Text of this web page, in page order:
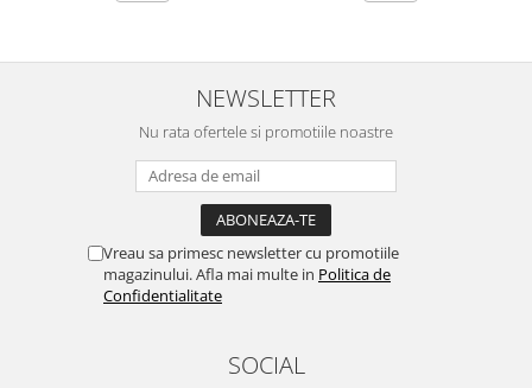
NEWSLETTER
Nu rata ofertele si promotiile noastre
Vreau sa primesc newsletter cu promotiile
magazinului. Afla mai multe in Politica de
Confidentialitate
SOCIAL